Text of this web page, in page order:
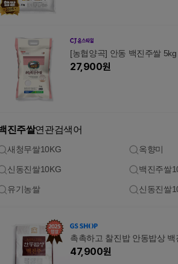
[농협양곡] 안동 백진주쌀 5kg
27,900원
진주쌀연관검색어
새청무쌀10KG 옥향미
신동진쌀10KG 백진주쌀
유기농쌀 신동진쌀
촉촉하고 찰진밥 안동밥상 백
47,900원